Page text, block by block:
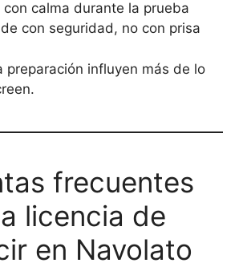
con calma durante la prueba
con seguridad, no con prisa
preparación influyen más de lo
frecuentes
licencia de
en Navolato